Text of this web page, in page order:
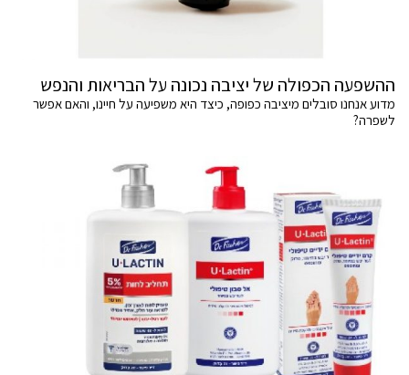
ההשפעה הכפולה של יציבה נכונה על הבריאות והנפש
מדוע אנחנו סובלים מיציבה כפופה, כיצד היא משפיעה על חיינו, והאם אפשר
לשפרה?